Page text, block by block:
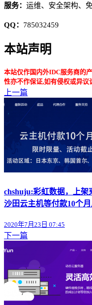
服务： 运维、安全架构、
QQ： 785032459
本站声明
本站仅作国内外IDC服务商的
性亦不作保证,如有侵权或异议
上一篇
chshuju:彩虹数据，上架
沙田云主机等付款10个
2020年7月23日 07:45
下一篇